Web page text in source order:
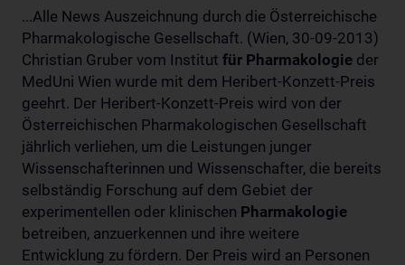
...Alle News Auszeichnung durch die Österreichische
Pharmakologische Gesellschaft. (Wien, 30-09-2013)
Christian Gruber vom Institut für Pharmakologie der
MedUni Wien wurde mit dem Heribert-Konzett-Preis
geehrt. Der Heribert-Konzett-Preis wird von der
Österreichischen Pharmakologischen Gesellschaft
jährlich verliehen, um die Leistungen junger
Wissenschafterinnen und Wissenschafter, die bereits
selbständig Forschung auf dem Gebiet der
experimentellen oder klinischen Pharmakologie
betreiben, anzuerkennen und ihre weitere
Entwicklung zu fördern. Der Preis wird an Personen